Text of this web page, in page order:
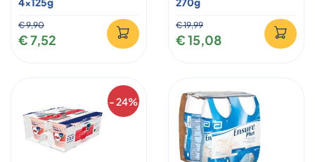
€ 9,90
€ 7,52
€ 19,99
€ 15,08
- 24%